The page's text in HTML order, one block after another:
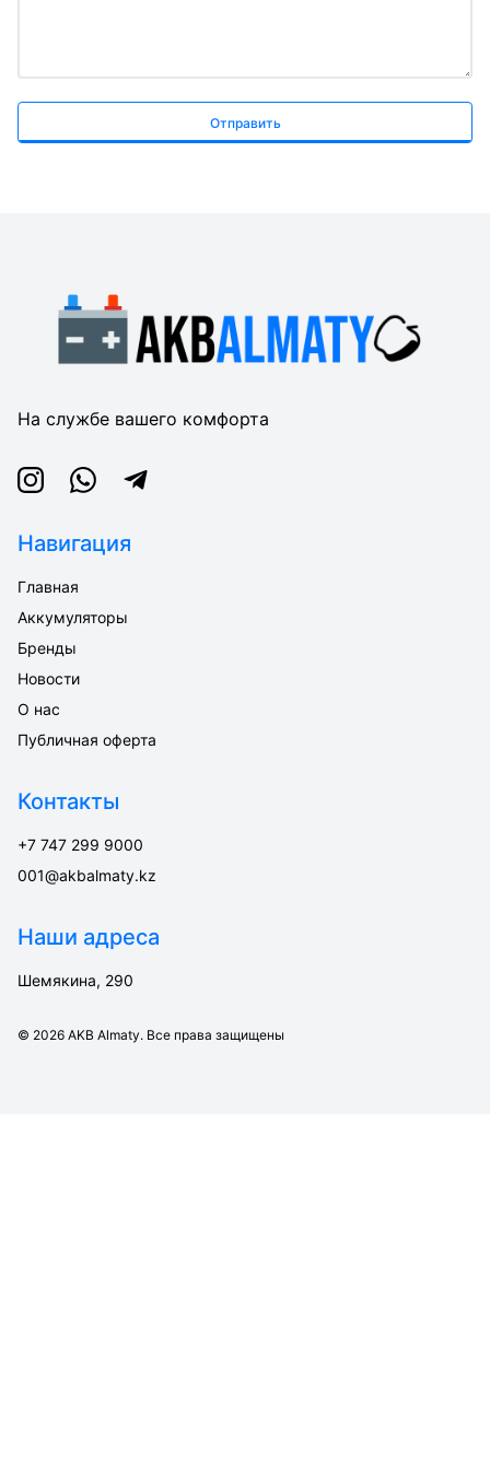
Отправить
На службе вашего комфорта
InstagramWhatsappTelegram
Навигация
Главная
Аккумуляторы
Бренды
Новости
О нас
Публичная оферта
Контакты
+7 747 299 9000
001@akbalmaty.kz
Наши адреса
Шемякина, 290
© 2026 AKB Almaty. Все права защищены